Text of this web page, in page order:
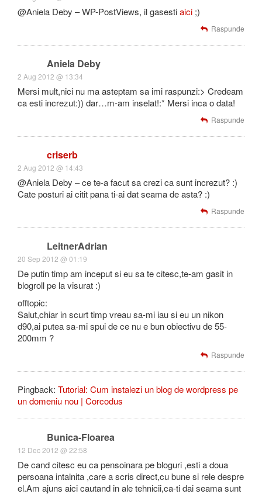
@Aniela Deby – WP-PostViews, il gasestiaici ;)
Raspunde
Aniela Deby
2 Aug 2012 @ 13:34
Mersi mult,nici nu ma asteptam sa imi raspunzi:> Credeam
ca esti increzut:)) dar…m-am inselat!:* Mersi inca o data!
Raspunde
criserb
2 Aug 2012 @ 14:43
@Aniela Deby – ce te-a facut sa crezi ca sunt increzut? :)
Cate posturi ai citit pana ti-ai dat seama de asta? :)
Raspunde
LeitnerAdrian
20 Sep 2012 @ 01:19
De putin timp am inceput si eu sa te citesc,te-am gasit in
blogroll pe la visurat :)
offtopic:
Salut,chiar in scurt timp vreau sa-mi iau si eu un nikon
d90,ai putea sa-mi spui de ce nu e bun obiectivu de 55-
200mm ?
Raspunde
Pingback: Tutorial: Cum instalezi un blog de wordpress pe
un domeniu nou | Corcodus
Bunica-Floarea
12 Dec 2012 @ 22:58
De cand citesc eu ca pensoinara pe bloguri ,esti a doua
persoana intalnita ,care a scris direct,cu bune si rele despre
el.Am ajuns aici cautand in ale tehnicii,ca-ti dai seama sunt